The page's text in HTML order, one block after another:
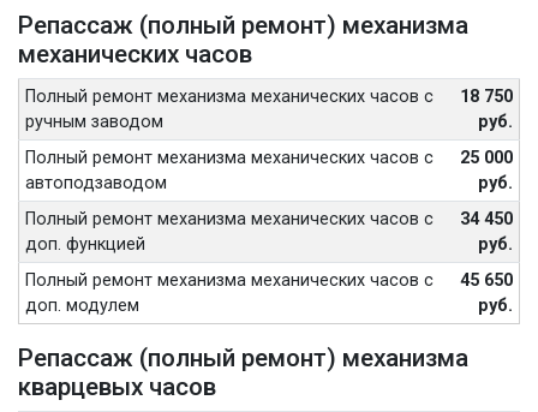
Репассаж (полный ремонт) механизма
механических часов
Полный ремонт механизма механических часов с
ручным заводом
18 750
руб.
Полный ремонт механизма механических часов с
автоподзаводом
25 000
руб.
Полный ремонт механизма механических часов с
доп. функцией
34 450
руб.
Полный ремонт механизма механических часов с
доп. модулем
45 650
руб.
Репассаж (полный ремонт) механизма
кварцевых часов